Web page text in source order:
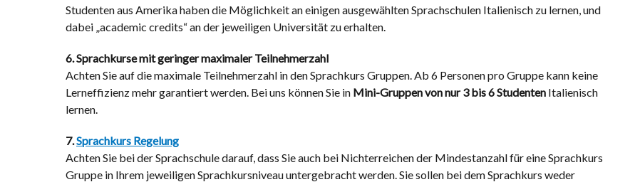
Studenten aus Amerika haben die Möglichkeit an einigen ausgewählten Sprachschulen Italienisch zu lernen, und
dabei „academic credits“ an der jeweiligen Universität zu erhalten.
6. Sprachkurse mit geringer maximaler Teilnehmerzahl
Achten Sie auf die maximale Teilnehmerzahl in den Sprachkurs Gruppen. Ab 6 Personen pro Gruppe kann keine
Lerneffizienz mehr garantiert werden. Bei uns können Sie in Mini-Gruppen von nur 3 bis 6 Studenten Italienisch
lernen.
7.Sprachkurs Regelung
Achten Sie bei der Sprachschule darauf, dass Sie auch bei Nichterreichen der Mindestanzahl für eine Sprachkurs
Gruppe in Ihrem jeweiligen Sprachkursniveau untergebracht werden. Sie sollen bei dem Sprachkurs weder